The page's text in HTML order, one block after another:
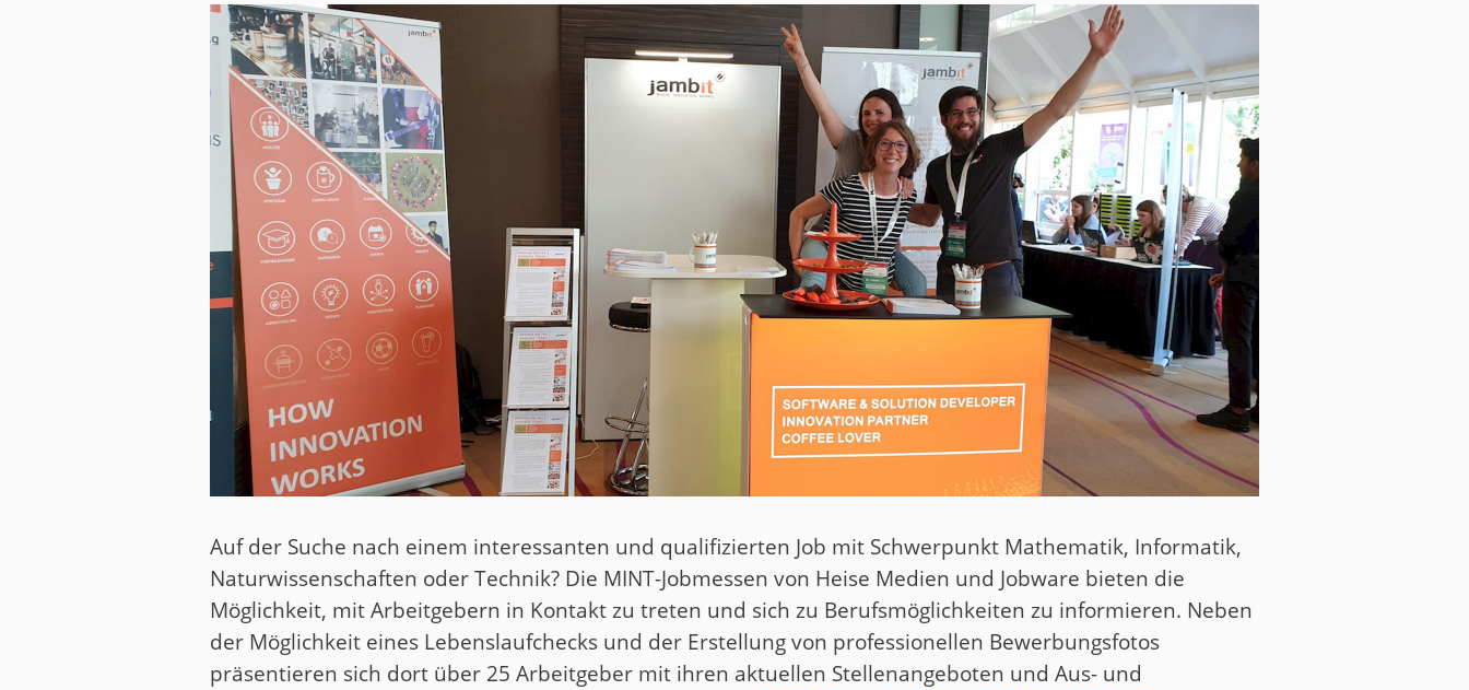
Auf der Suche nach einem interessanten und qualifizierten Job mit Schwerpunkt Mathematik, Informatik,
Naturwissenschaften oder Technik? Die MINT-Jobmessen von Heise Medien und Jobware bieten die
Möglichkeit, mit Arbeitgebern in Kontakt zu treten und sich zu Berufsmöglichkeiten zu informieren. Neben
der Möglichkeit eines Lebenslaufchecks und der Erstellung von professionellen Bewerbungsfotos
präsentieren sich dort über 25 Arbeitgeber mit ihren aktuellen Stellenangeboten und Aus- und